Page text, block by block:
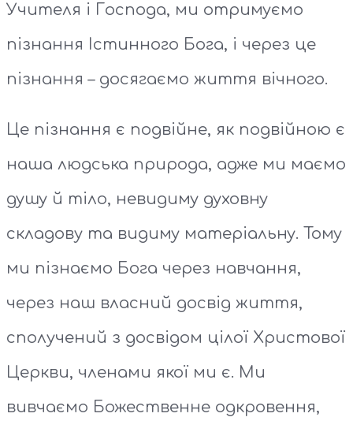
Учителя і Господа, ми отримуємо
пізнання Істинного Бога, і через це
пізнання – досягаємо життя вічного.
Це пізнання є подвійне, як подвійною є
наша людська природа, адже ми маємо
душу й тіло, невидиму духовну
складову та видиму матеріальну. Тому
ми пізнаємо Бога через навчання,
через наш власний досвід життя,
сполучений з досвідом цілої Христової
Церкви, членами якої ми є. Ми
вивчаємо Божественне одкровення,